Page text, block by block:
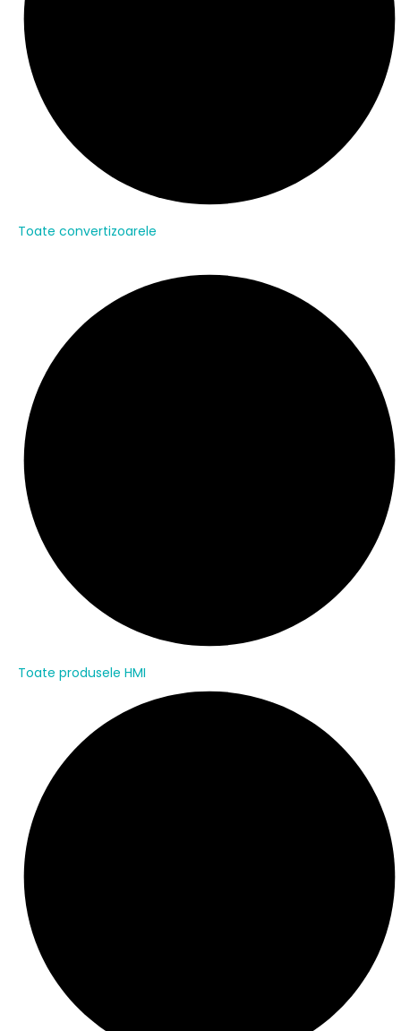
Toate convertizoarele
Toate produsele HMI